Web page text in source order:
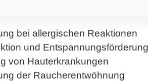
bei allergischen Reaktionen
und Entspannungsförderung
von Hauterkrankungen
der Raucherentwöhnung